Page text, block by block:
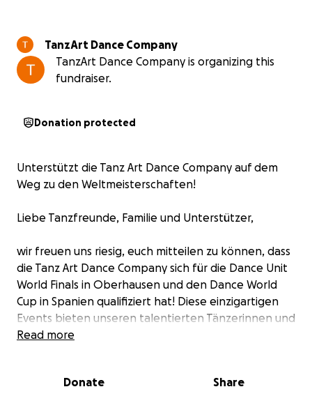
TanzArt Dance Company
TanzArt Dance Company is organizing this
fundraiser.
Donation protected
Unterstützt die Tanz Art Dance Company auf dem
Weg zu den Weltmeisterschaften!
Liebe Tanzfreunde, Familie und Unterstützer,
wir freuen uns riesig, euch mitteilen zu können, dass
die Tanz Art Dance Company sich für die Dance Unit
World Finals in Oberhausen und den Dance World
Cup in Spanien qualifiziert hat! Diese einzigartigen
Events bieten unseren talentierten Tänzerinnen und
Tänzern die Möglichkeit, sich mit anderen
Read more
Donate Share